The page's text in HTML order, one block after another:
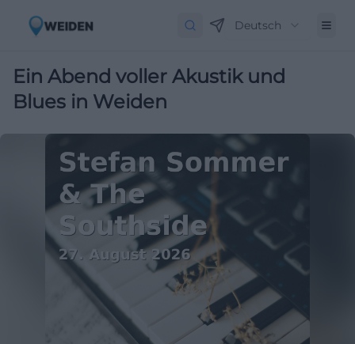
Deutsch
Ein Abend voller Akustik und
Blues in Weiden